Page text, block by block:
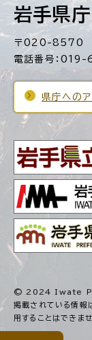
岩手県庁
〒020-8570
電話番号：019-
県庁へのア
© 2024 Iwate
掲載されている情報
用することはできませ